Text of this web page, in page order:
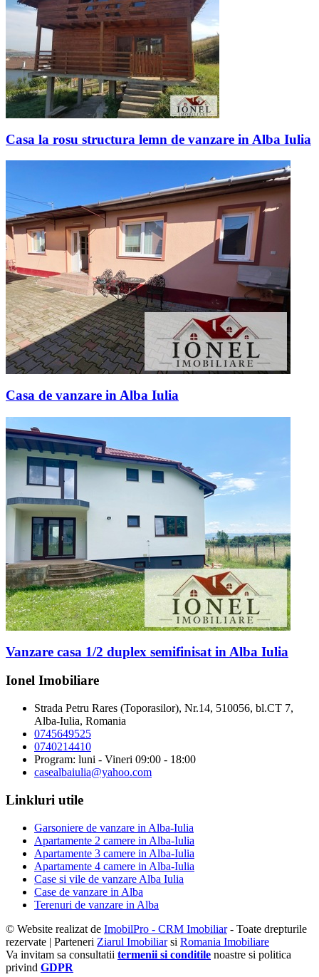
Casa la rosu structura lemn de vanzare in Alba Iulia
Casa de vanzare in Alba Iulia
Vanzare casa 1/2 duplex semifinisat in Alba Iulia
Ionel Imobiliare
Strada Petru Rares (Toporasilor), Nr.14, 510056, bl.CT 7,
Alba-Iulia, Romania
0745649525
0740214410
Program: luni - Vineri 09:00 - 18:00
casealbaiulia@yahoo.com
Linkluri utile
Garsoniere de vanzare in Alba-Iulia
Apartamente 2 camere in Alba-Iulia
Apartamente 3 camere in Alba-Iulia
Apartamente 4 camere in Alba-Iulia
Case si vile de vanzare Alba Iulia
Case de vanzare in Alba
Terenuri de vanzare in Alba
© Website realizat de ImobilPro - CRM Imobiliar- Toate drepturile
rezervate | Parteneri Ziarul Imobiliarsi Romania Imobiliare
Va invitam sa consultatii termenii si conditile noastre si politica
privind GDPR